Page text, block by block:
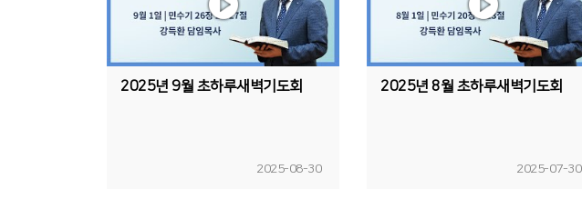
2025년 9월 초하루새벽기도회
2025-08-30
2025년 8월 초하루새벽기도회
2025-07-30